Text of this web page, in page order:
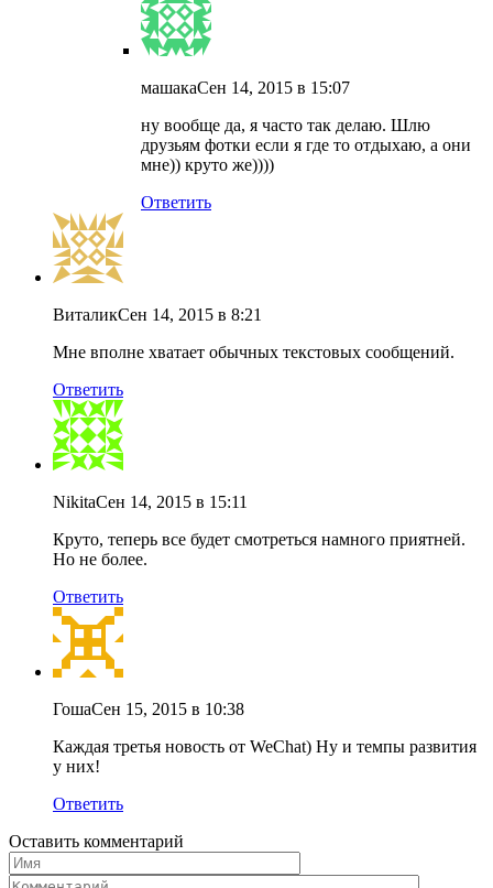
машакаСен 14, 2015 в 15:07
ну вообще да, я часто так делаю. Шлю
друзьям фотки если я где то отдыхаю, а они
мне)) круто же))))
Ответить
ВиталикСен 14, 2015 в 8:21
Мне вполне хватает обычных текстовых сообщений.
Ответить
NikitaСен 14, 2015 в 15:11
Круто, теперь все будет смотреться намного приятней.
Но не более.
Ответить
ГошаСен 15, 2015 в 10:38
Каждая третья новость от WeChat) Ну и темпы развития
у них!
Ответить
Оставить комментарий